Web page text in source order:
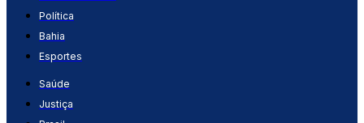
Política
Bahia
Esportes
Saúde
Justiça